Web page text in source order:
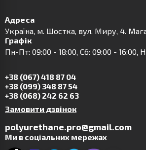
Адреса
Українa, м. Шостка, вул. Миру, 4.
Графік
Пн-Пт: 09:00 - 18:00, Сб: 09:00 - 16:00,
+38 (067) 418 87 04
+38 (099) 348 87 54
+38 (068) 242 62 63
Замовити дзвінок
polyurethane.pro@gmail.com
Ми в соціальних мережах